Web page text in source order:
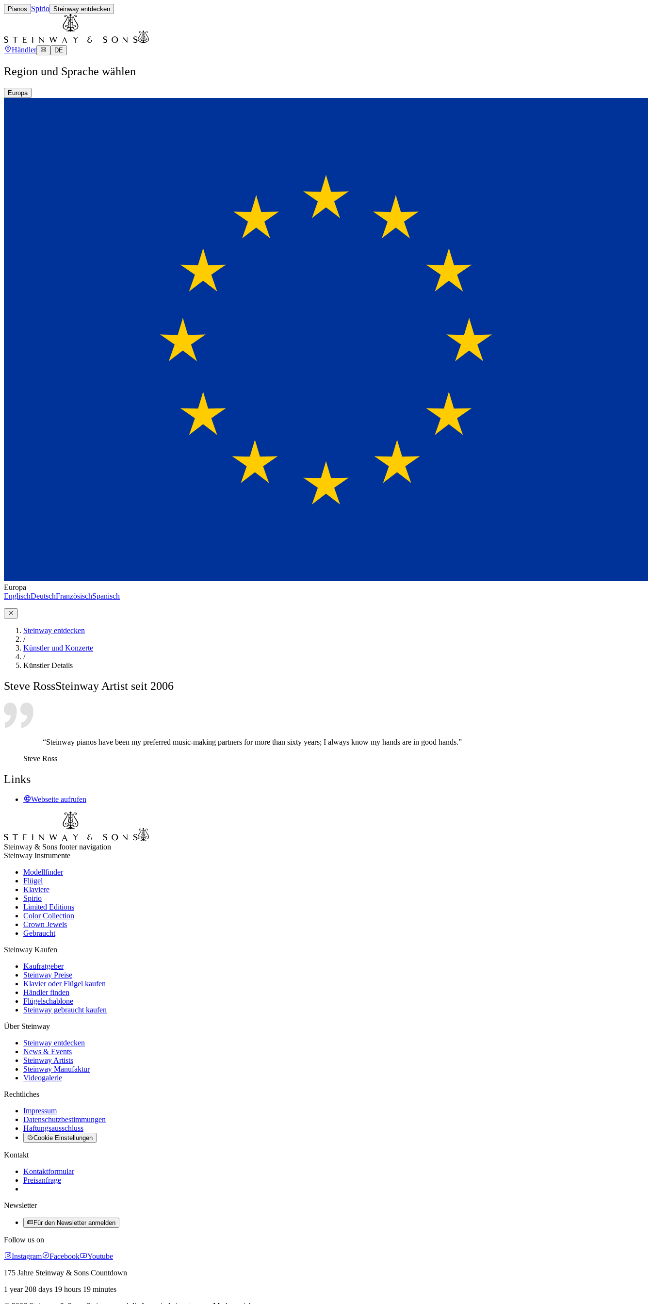
Pianos Spirio Steinway entdecken
Händler DE
Region und Sprache wählen
Europa
Europa
EnglischDeutschFranzösischSpanisch
Steinway entdecken
/
Künstler und Konzerte
/
Künstler Details
Steve RossSteinway Artist seit 2006
“Steinway pianos have been my preferred music-making partners for more than sixty years; I always know my hands are in good hands.”
Steve Ross
Links
Webseite aufrufen
Steinway & Sons footer navigation
Steinway Instrumente
Modellfinder
Flügel
Klaviere
Spirio
Limited Editions
Color Collection
Crown Jewels
Gebraucht
Steinway Kaufen
Kaufratgeber
Steinway Preise
Klavier oder Flügel kaufen
Händler finden
Flügelschablone
Steinway gebraucht kaufen
Über Steinway
Steinway entdecken
News & Events
Steinway Artists
Steinway Manufaktur
Videogalerie
Rechtliches
Impressum
Datenschutzbestimmungen
Haftungsausschluss
Cookie Einstellungen
Kontakt
Kontaktformular
Preisanfrage
Newsletter
Für den Newsletter anmelden
Follow us on
Instagram
Facebook
Youtube
175 Jahre Steinway & Sons Countdown
1 year 208 days 19 hours 19 minutes